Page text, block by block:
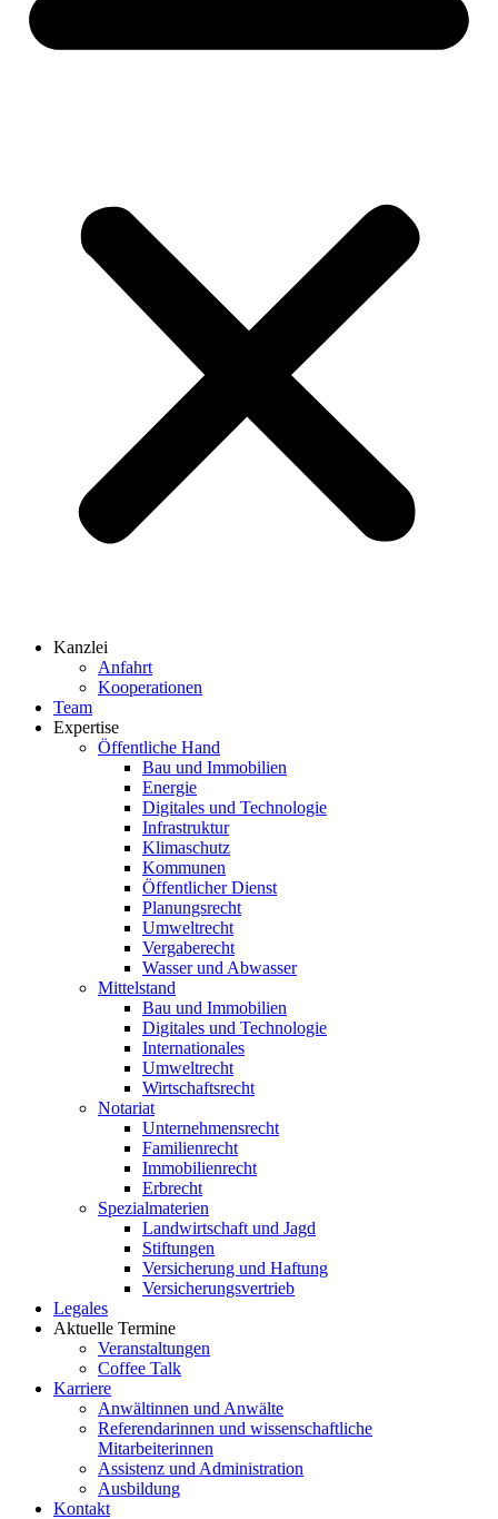
Kanzlei
Anfahrt
Kooperationen
Team
Expertise
Öffentliche Hand
Bau und Immobilien
Energie
Digitales und Technologie
Infrastruktur
Klimaschutz
Kommunen
Öffentlicher Dienst
Planungsrecht
Umweltrecht
Vergaberecht
Wasser und Abwasser
Mittelstand
Bau und Immobilien
Digitales und Technologie
Internationales
Umweltrecht
Wirtschaftsrecht
Notariat
Unternehmensrecht
Familienrecht
Immobilienrecht
Erbrecht
Spezialmaterien
Landwirtschaft und Jagd
Stiftungen
Versicherung und Haftung
Versicherungsvertrieb
Legales
Aktuelle Termine
Veranstaltungen
Coffee Talk
Karriere
Anwältinnen und Anwälte
Referendarinnen und wissenschaftliche
Mitarbeiterinnen
Assistenz und Administration
Ausbildung
Kontakt